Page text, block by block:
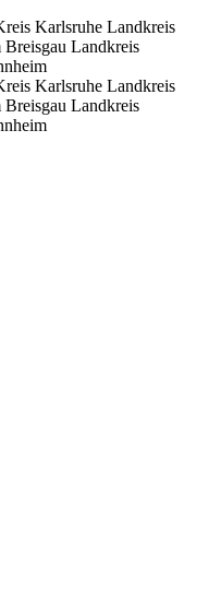
Karlsruhe Landkreis
Landkreis
Karlsruhe Landkreis
Landkreis